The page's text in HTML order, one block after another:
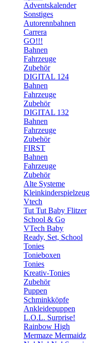
Adventskalender
Sonstiges
Autorennbahnen
Carrera
GO!!!
Bahnen
Fahrzeuge
Zubehör
DIGITAL 124
Bahnen
Fahrzeuge
Zubehör
DIGITAL 132
Bahnen
Fahrzeuge
Zubehör
FIRST
Bahnen
Fahrzeuge
Zubehör
Alte Systeme
Kleinkinderspielzeug
Vtech
Tut Tut Baby Flitzer
School & Go
VTech Baby
Ready, Set, School
Tonies
Tonieboxen
Tonies
Kreativ-Tonies
Zubehör
Puppen
Schminkköpfe
Ankleidepuppen
L.O.L. Surprise!
Rainbow High
Mermaze Mermaidz